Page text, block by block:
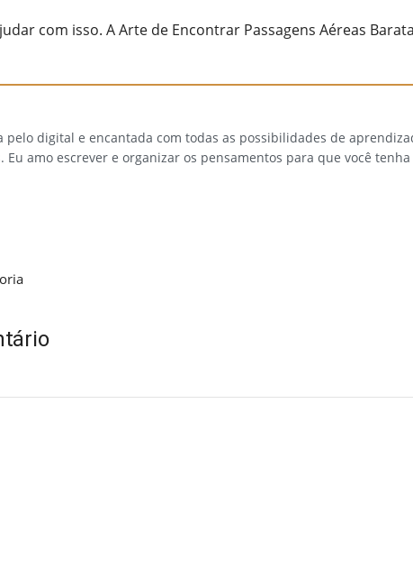
com isso. A Arte de Encontrar Passagens Aéreas
pelo digital e encantada com todas as possibilidades de
Eu amo escrever e organizar os pensamentos para que você